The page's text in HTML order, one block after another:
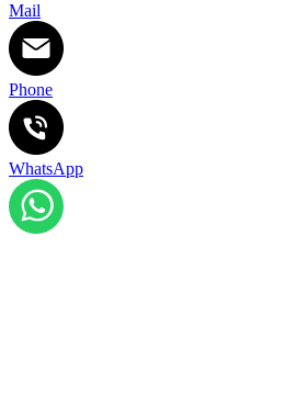
Mail
Phone
WhatsApp